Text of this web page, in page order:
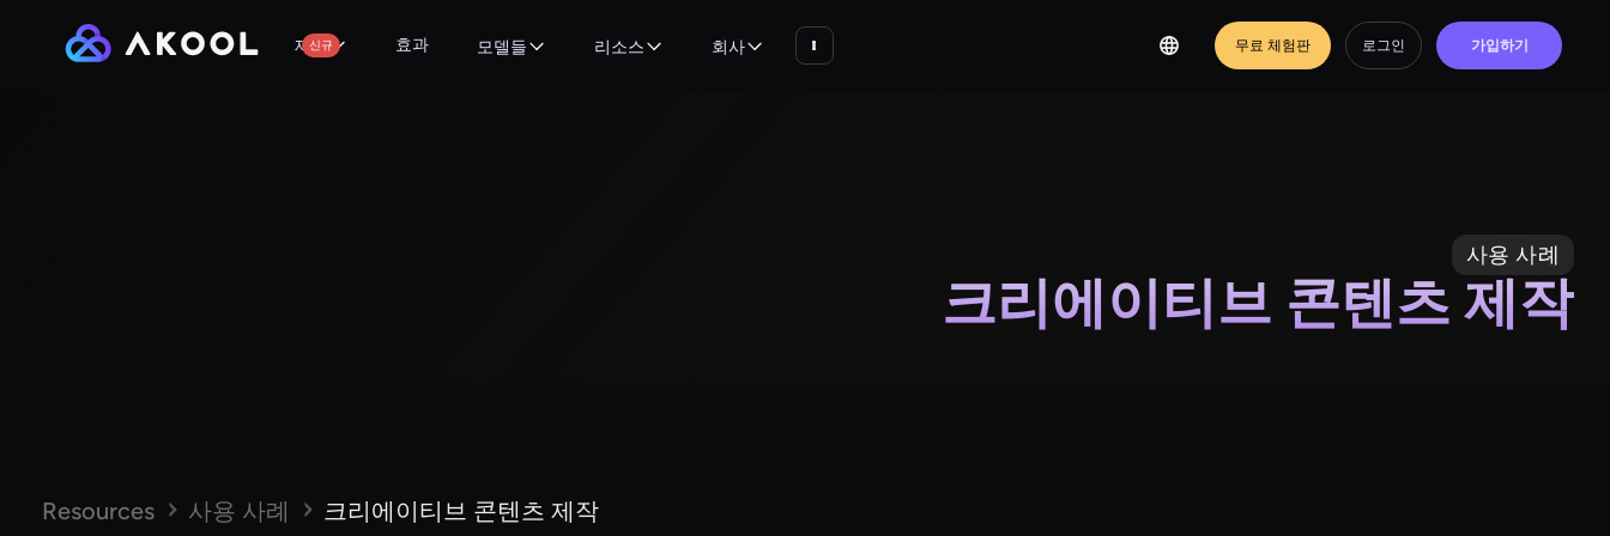
제품
신규 효과 모델들 리소스 회사 무료 체험판 로그인 가입하기
사용 사례
크리에이티브 콘텐츠 제작
Resources 사용 사례 크리에이티브 콘텐츠 제작